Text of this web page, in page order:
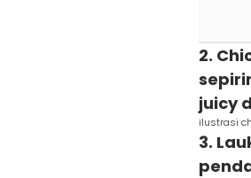
2.
juicy
ilustrasi
3.